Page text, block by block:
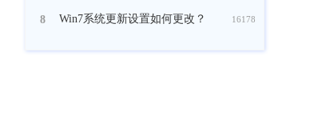
8 Win7系统更新设置如何更改？ 16178